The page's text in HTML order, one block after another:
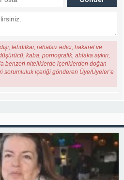
tehditkar, rahatsız edici, hakaret ve
kaba, pornografik, ahlaka aykırı,
benzeri niteliklerde içeriklerden doğan
sorumluluk içeriği gönderen Üye/Üyeler’e